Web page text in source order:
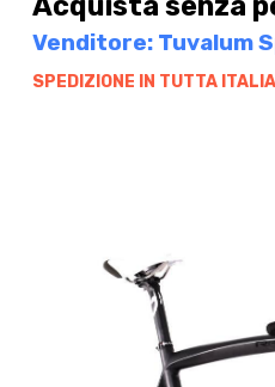
Venditore: Tuvalum
SPEDIZIONE IN TUTTA ITALIA